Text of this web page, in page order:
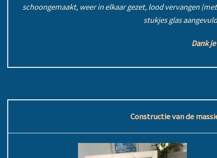
schoongemaakt, weer in elkaar gezet, lood vervangen
stukjes glas
Dank
.
Constructie van de